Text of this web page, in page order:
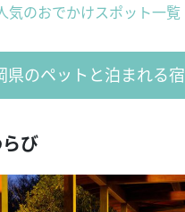
気のおでかけスポット一覧
県のペットと泊まれる宿
び